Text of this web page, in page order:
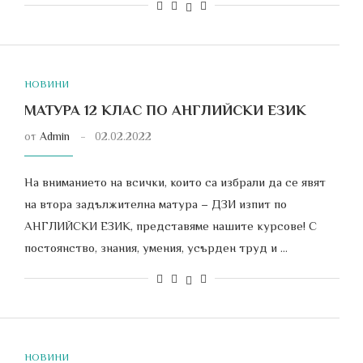
НОВИНИ
МАТУРА 12 КЛАС ПО АНГЛИЙСКИ ЕЗИК
от Admin 02.02.2022
На вниманието на всички, които са избрали да се явят
на втора задължителна матура – ДЗИ изпит по
АНГЛИЙСКИ ЕЗИК, представяме нашите курсове! С
постоянство, знания, умения, усърден труд и …
НОВИНИ